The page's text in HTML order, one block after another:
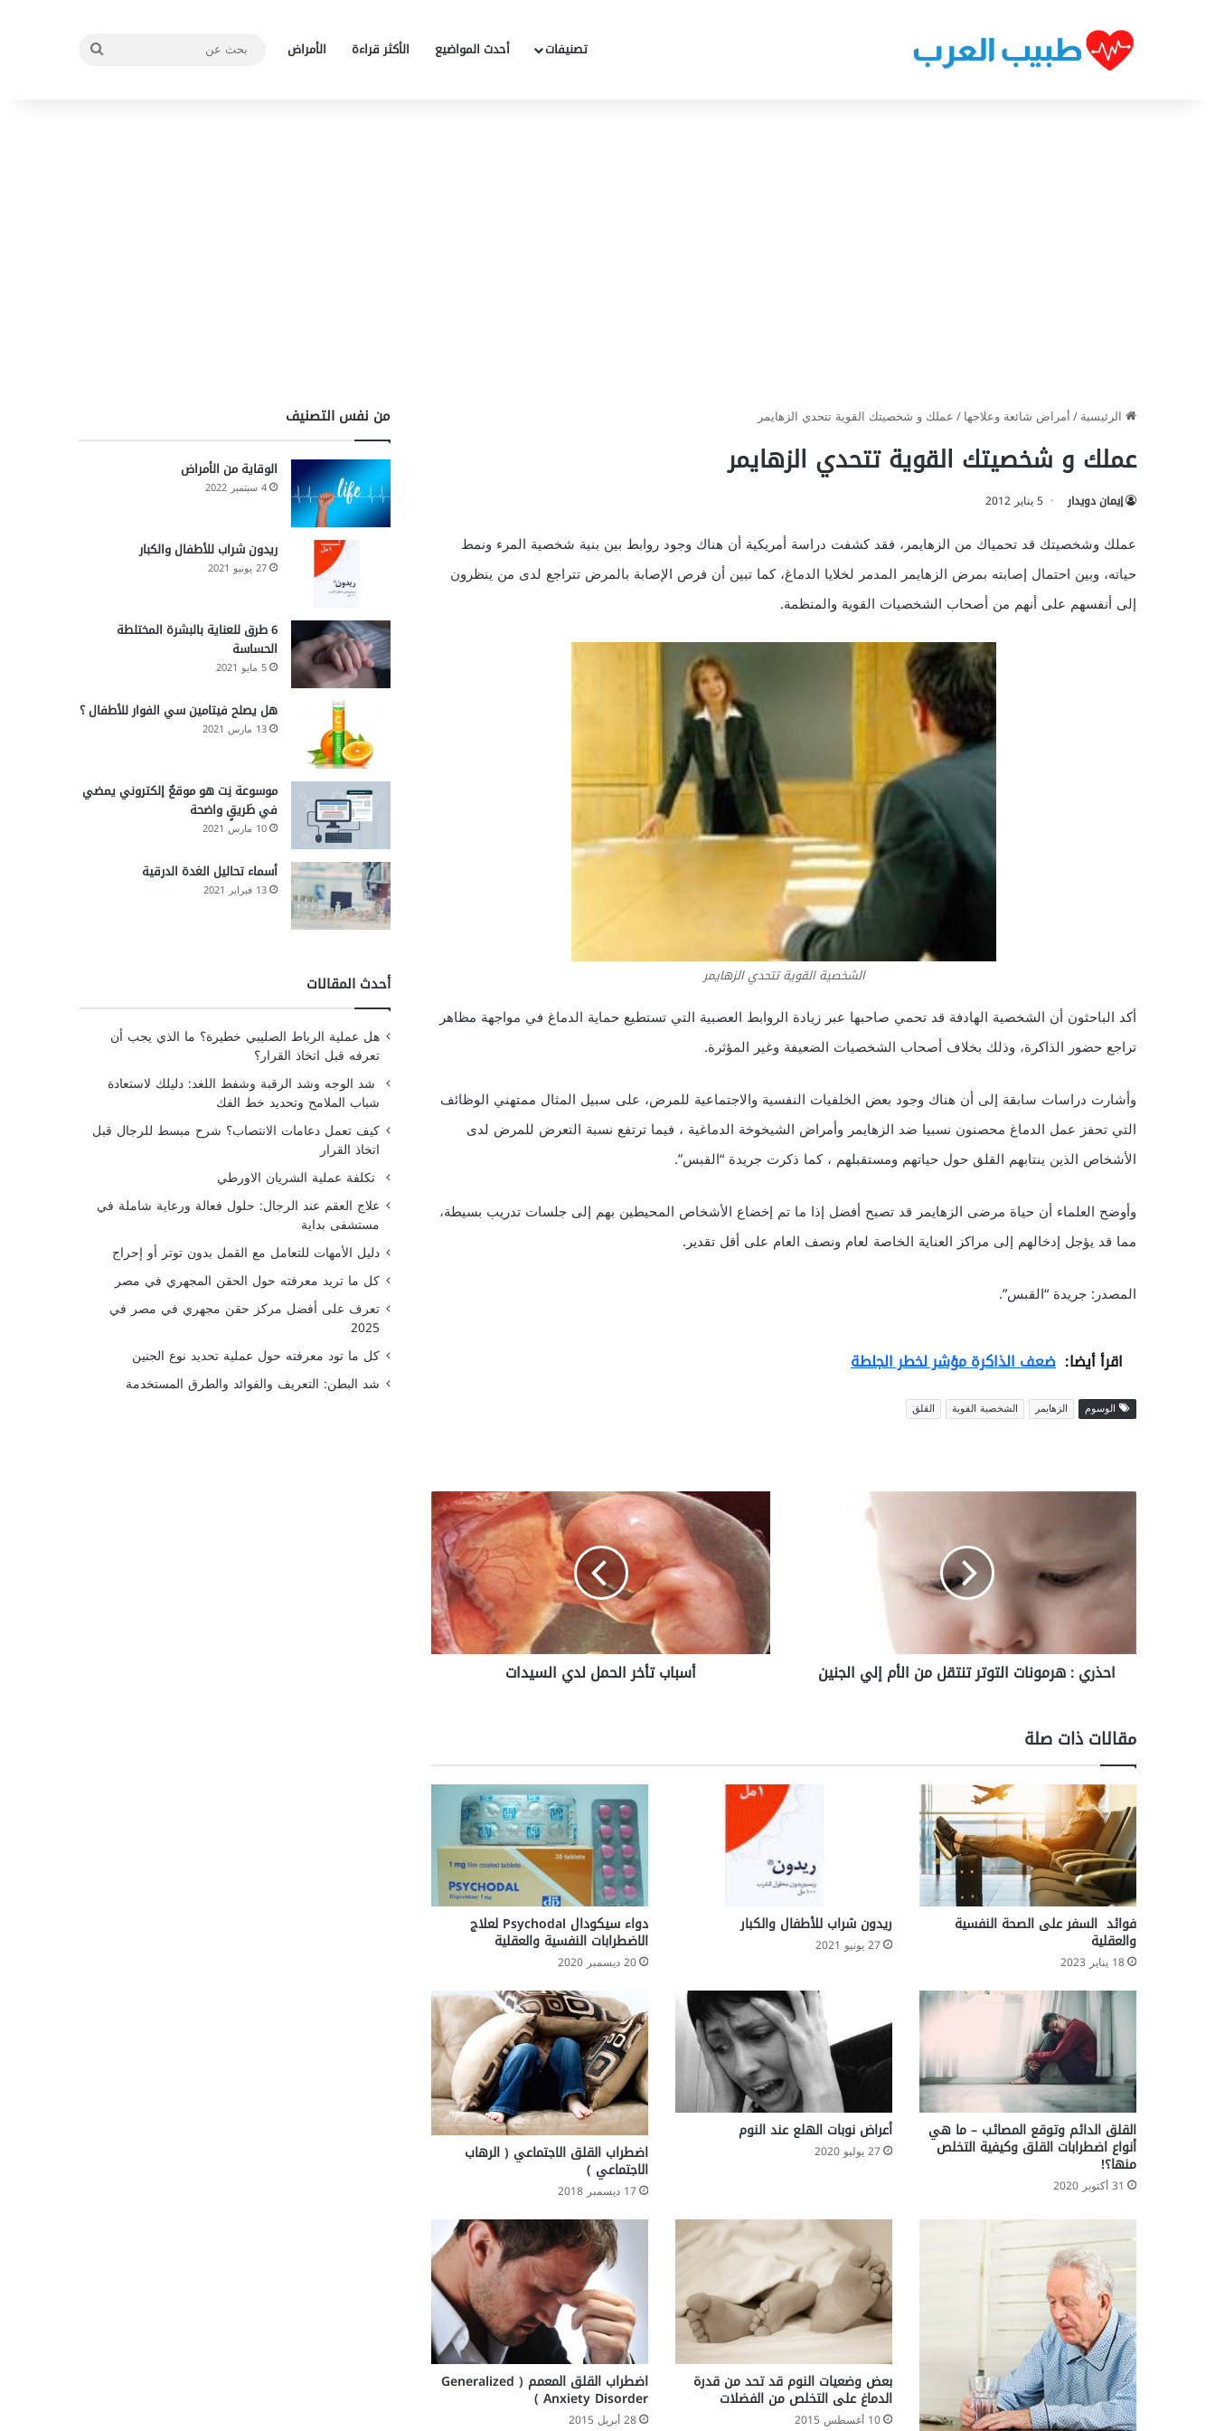
تصنيفات أحدث المواضيع الأكثر قراءة الأمراض
الرئيسية/أمراض شائعة وعلاجها/عملك و شخصيتك القوية تتحدي الزهايمر
عملك و شخصيتك القوية تتحدي الزهايمر
إيمان دويدار 5 يناير 2012
عملك وشخصيتك قد تحمياك من الزهايمر، فقد كشفت دراسة أمريكية أن هناك وجود روابط بين بنية شخصية المرء ونمط
حياته، وبين احتمال إصابته بمرض الزهايمر المدمر لخلايا الدماغ، كما تبين أن فرص الإصابة بالمرض تتراجع لدى من ينظرون
إلى أنفسهم على أنهم من أصحاب الشخصيات القوية والمنظمة.
الشخصية القوية تتحدي الزهايمر
أكد الباحثون أن الشخصية الهادفة قد تحمي صاحبها عبر زيادة الروابط العصبية التي تستطيع حماية الدماغ في مواجهة مظاهر
تراجع حضور الذاكرة، وذلك بخلاف أصحاب الشخصيات الضعيفة وغير المؤثرة.
وأشارت دراسات سابقة إلى أن هناك وجود بعض الخلفيات النفسية والاجتماعية للمرض، على سبيل المثال ممتهني الوظائف
التي تحفز عمل الدماغ محصنون نسبيا ضد الزهايمر وأمراض الشيخوخة الدماغية ، فيما ترتفع نسبة التعرض للمرض لدى
الأشخاص الذين ينتابهم القلق حول حياتهم ومستقبلهم ، كما ذكرت جريدة “القبس”.
وأوضح العلماء أن حياة مرضى الزهايمر قد تصبح أفضل إذا ما تم إخضاع الأشخاص المحيطين بهم إلى جلسات تدريب بسيطة،
مما قد يؤجل إدخالهم إلى مراكز العناية الخاصة لعام ونصف العام على أقل تقدير.
المصدر: جريدة “القبس”.
اقرأ أيضا: ضعف الذاكرة مؤشر لخطر الجلطة
الوسوم الزهايمر الشخصية القوية القلق
ا
م
ت
ا
ل
ت
و
ر
ت
ن
ت
ق
ل
م
ا
إ
ل
ي
ا
ل
ج
ن
ن
احذري : هرمونات التوتر تنتقل من الأم إلي الجنين
ا
ب
ت
خ
ر
ل
د
ي
ا
س
ي
ا
ت
أسباب تأخر الحمل لدي السيدات
مقالات ذات صلة
فوائد السفر على الصحة النفسية
والعقلية
18 يناير 2023
ريدون شراب للأطفال والكبار
27 يونيو 2021
دواء سيكودال Psychodal لعلاج
الاضطرابات النفسية والعقلية
20 ديسمبر 2020
القلق الدائم وتوقع المصائب – ما هي
أنواع اضطرابات القلق وكيفية التخلص
منها؟!
31 أكتوبر 2020
أعراض نوبات الهلع عند النوم
27 يوليو 2020 اضطراب القلق الاجتماعي ( الرهاب
الاجتماعي )
17 ديسمبر 2018
بعض وضعيات النوم قد تحد من قدرة
الدماغ على التخلص من الفضلات
10 أغسطس 2015
اضطراب القلق المعمم ( Generalized
Anxiety Disorder )
28 أبريل 2015
من نفس التصنيف
الوقاية من الأمراض
4 سبتمبر 2022
ريدون شراب للأطفال والكبار
27 يونيو 2021
6 طرق للعناية بالبشرة المختلطة
الحساسة
5 مايو 2021
هل يصلح فيتامين سي الفوار للأطفال ؟
13 مارس 2021
موسوعة نِت هو موقعٌ إلكتروني يمضي
في طَريقٍ واضحة
10 مارس 2021
أسماء تحاليل الغدة الدرقية
13 فبراير 2021
أحدث المقالات
هل عملية الرباط الصليبي خطيرة؟ ما الذي يجب أن
تعرفه قبل اتخاذ القرار؟
شد الوجه وشد الرقبة وشفط اللغد: دليلك لاستعادة
شباب الملامح وتحديد خط الفك
كيف تعمل دعامات الانتصاب؟ شرح مبسط للرجال قبل
اتخاذ القرار
تكلفة عملية الشريان الاورطي
علاج العقم عند الرجال: حلول فعالة ورعاية شاملة في
مستشفى بداية
دليل الأمهات للتعامل مع القمل بدون توتر أو إحراج
كل ما تريد معرفته حول الحقن المجهري في مصر
تعرف على أفضل مركز حقن مجهري في مصر في
2025
كل ما تود معرفته حول عملية تحديد نوع الجنين
شد البطن: التعريف والفوائد والطرق المستخدمة